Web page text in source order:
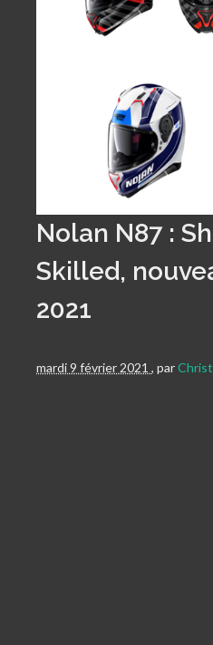
Nolan N87 :
Skilled,
2021
mardi 9 février 2021 , par